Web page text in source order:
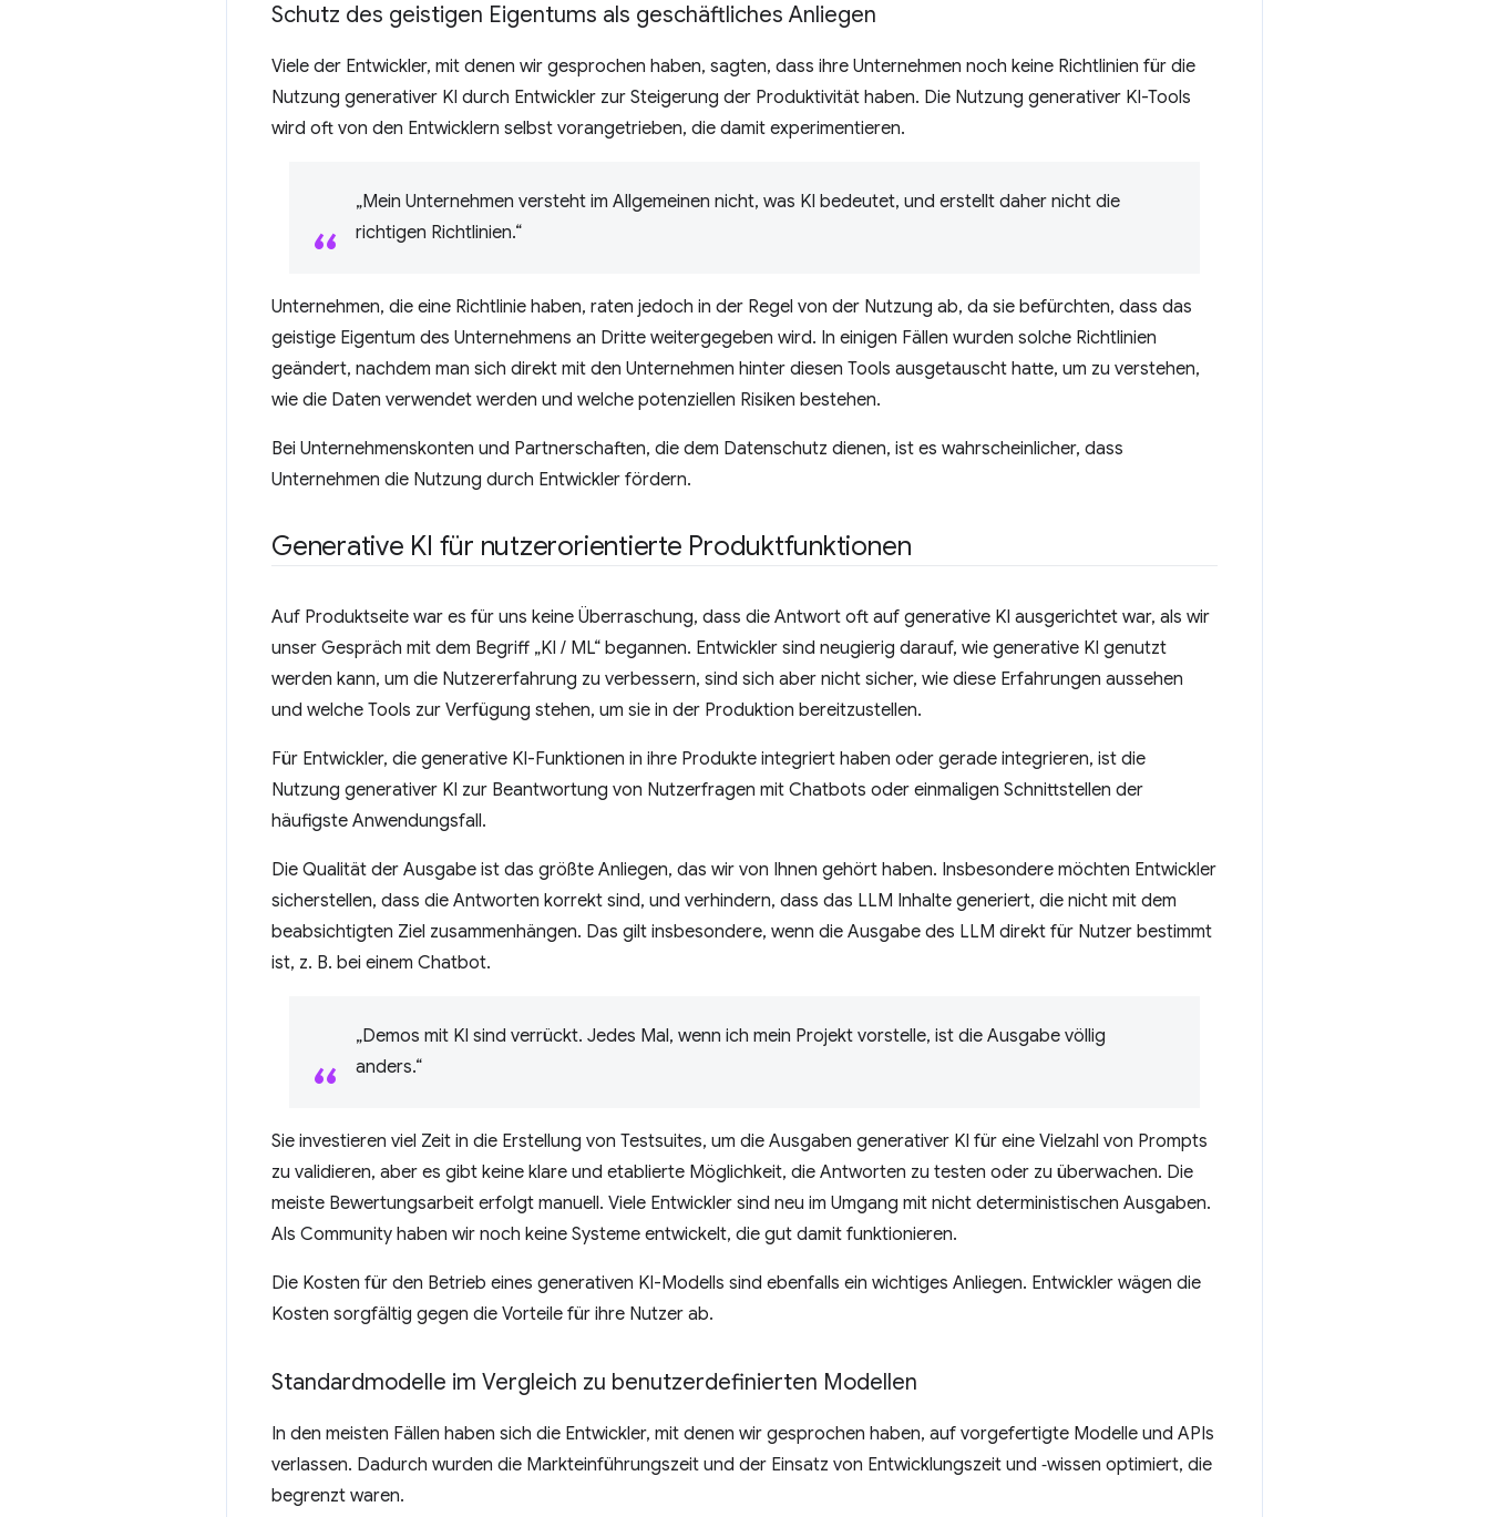
Schutz des geistigen Eigentums als geschäftliches Anliegen
Viele der Entwickler, mit denen wir gesprochen haben, sagten, dass ihre Unternehmen noch keine Richtlinien für die
Nutzung generativer KI durch Entwickler zur Steigerung der Produktivität haben. Die Nutzung generativer KI-Tools
wird oft von den Entwicklern selbst vorangetrieben, die damit experimentieren.
„Mein Unternehmen versteht im Allgemeinen nicht, was KI bedeutet, und erstellt daher nicht die
richtigen Richtlinien.“
Unternehmen, die eine Richtlinie haben, raten jedoch in der Regel von der Nutzung ab, da sie befürchten, dass das
geistige Eigentum des Unternehmens an Dritte weitergegeben wird. In einigen Fällen wurden solche Richtlinien
geändert, nachdem man sich direkt mit den Unternehmen hinter diesen Tools ausgetauscht hatte, um zu verstehen,
wie die Daten verwendet werden und welche potenziellen Risiken bestehen.
Bei Unternehmenskonten und Partnerschaften, die dem Datenschutz dienen, ist es wahrscheinlicher, dass
Unternehmen die Nutzung durch Entwickler fördern.
Generative KI für nutzerorientierte Produktfunktionen
Auf Produktseite war es für uns keine Überraschung, dass die Antwort oft auf generative KI ausgerichtet war, als wir
unser Gespräch mit dem Begriff „KI / ML“ begannen. Entwickler sind neugierig darauf, wie generative KI genutzt
werden kann, um die Nutzererfahrung zu verbessern, sind sich aber nicht sicher, wie diese Erfahrungen aussehen
und welche Tools zur Verfügung stehen, um sie in der Produktion bereitzustellen.
Für Entwickler, die generative KI-Funktionen in ihre Produkte integriert haben oder gerade integrieren, ist die
Nutzung generativer KI zur Beantwortung von Nutzerfragen mit Chatbots oder einmaligen Schnittstellen der
häufigste Anwendungsfall.
Die Qualität der Ausgabe ist das größte Anliegen, das wir von Ihnen gehört haben. Insbesondere möchten Entwickler
sicherstellen, dass die Antworten korrekt sind, und verhindern, dass das LLM Inhalte generiert, die nicht mit dem
beabsichtigten Ziel zusammenhängen. Das gilt insbesondere, wenn die Ausgabe des LLM direkt für Nutzer bestimmt
ist, z. B. bei einem Chatbot.
„Demos mit KI sind verrückt. Jedes Mal, wenn ich mein Projekt vorstelle, ist die Ausgabe völlig
anders.“
Sie investieren viel Zeit in die Erstellung von Testsuites, um die Ausgaben generativer KI für eine Vielzahl von Prompts
zu validieren, aber es gibt keine klare und etablierte Möglichkeit, die Antworten zu testen oder zu überwachen. Die
meiste Bewertungsarbeit erfolgt manuell. Viele Entwickler sind neu im Umgang mit nicht deterministischen Ausgaben.
Als Community haben wir noch keine Systeme entwickelt, die gut damit funktionieren.
Die Kosten für den Betrieb eines generativen KI-Modells sind ebenfalls ein wichtiges Anliegen. Entwickler wägen die
Kosten sorgfältig gegen die Vorteile für ihre Nutzer ab.
Standardmodelle im Vergleich zu benutzerdefinierten Modellen
In den meisten Fällen haben sich die Entwickler, mit denen wir gesprochen haben, auf vorgefertigte Modelle und APIs
verlassen. Dadurch wurden die Markteinführungszeit und der Einsatz von Entwicklungszeit und ‑wissen optimiert, die
begrenzt waren.